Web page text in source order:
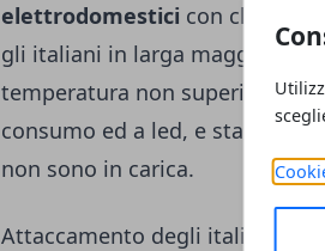
elettrodomestici con classe
gli italiani in larga
temperatura non superiore ai
consumo ed a led, e staccano
non sono in carica.
Attaccamento degli italiani al